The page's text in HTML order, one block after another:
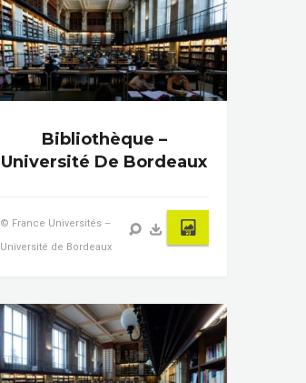
Bibliothèque –
Université De Bordeaux
© France Universités –
Université de Bordeaux